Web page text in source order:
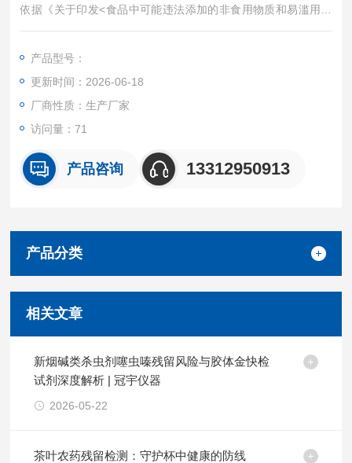
依据《关于印发<食品中可能违法添加的非食用物质和易滥用的
食品添加剂品种名单（第五批）>的通知》（整顿办函〔2011〕
中MQCA喹乙醇代谢物残留，适配水产、畜禽肉类全品类筛查，
养殖、屠宰、加工、监管通用，厂家现货直发，支持批量采购与
招投标。
产品型号：
更新时间：2026-06-18
厂商性质：生产厂家
访问量：71
产品咨询 13312950913
产品分类
相关文章
新烟碱类杀虫剂噻虫嗪残留风险与胶体金快检
试剂深度解析 | 冠宇仪器
2026-05-22
茶叶农药残留检测：守护杯中健康的防线